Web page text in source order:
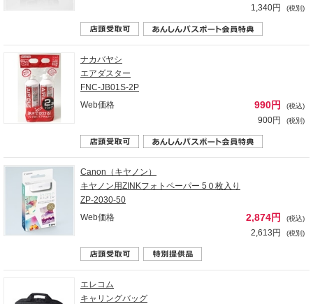
1,340円 (税別)
ナカバヤシ
エアダスター
FNC-JB01S-2P
Web価格
990円 (税込)
900円 (税別)
Canon（キヤノン）
キヤノン用ZINKフォトペーパー 5０枚入り
ZP-2030-50
Web価格
2,874円 (税込)
2,613円 (税別)
エレコム
キャリングバッグ